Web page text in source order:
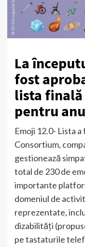
La
fost
lista
pentru
Emoji 12.0- Lista
Consortium,
gestionează
total de 230 de
importante
domeniul de
reprezentate,
dizabilități
pe tastaturile